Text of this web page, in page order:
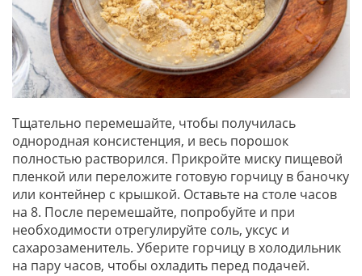
Тщательно перемешайте, чтобы получилась
однородная консистенция, и весь порошок
полностью растворился. Прикройте миску пищевой
пленкой или переложите готовую горчицу в баночку
или контейнер с крышкой. Оставьте на столе часов
на 8. После перемешайте, попробуйте и при
необходимости отрегулируйте соль, уксус и
сахарозаменитель. Уберите горчицу в холодильник
на пару часов, чтобы охладить перед подачей.